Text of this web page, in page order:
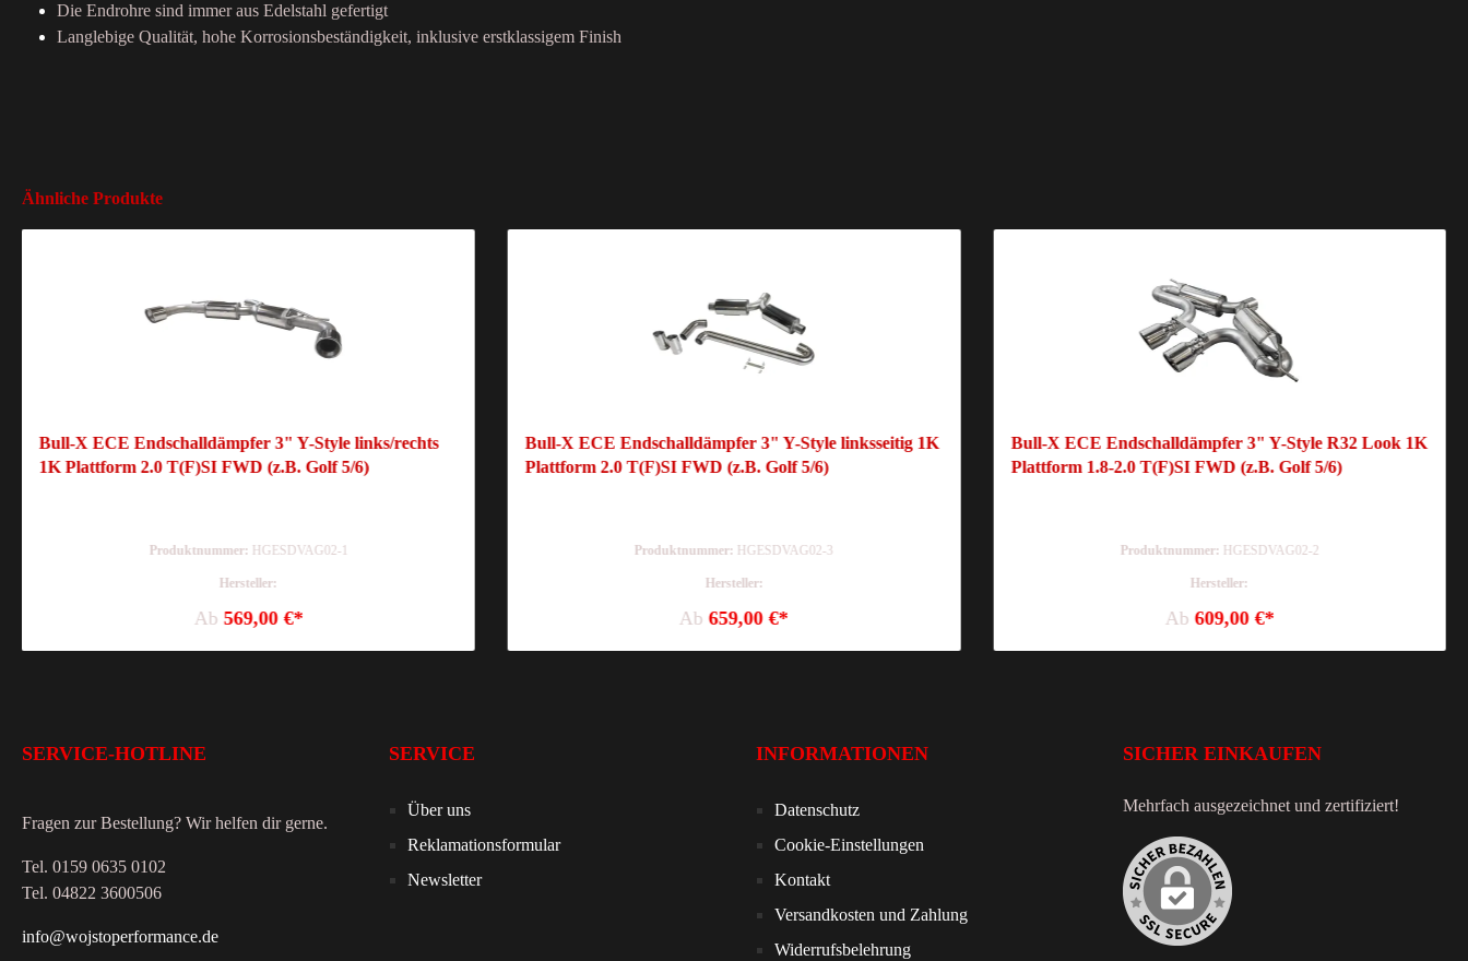
Die Endrohre sind immer aus Edelstahl gefertigt
Langlebige Qualität, hohe Korrosionsbeständigkeit, inklusive erstklassigem Finish
Ähnliche Produkte
Bull-X ECE Endschalldämpfer 3" Y-Style links/rechts
1K Plattform 2.0 T(F)SI FWD (z.B. Golf 5/6)
Produktnummer: HGESDVAG02-1
Hersteller:
Ab 569,00 €*
Bull-X ECE Endschalldämpfer 3" Y-Style linksseitig 1K
Plattform 2.0 T(F)SI FWD (z.B. Golf 5/6)
Produktnummer: HGESDVAG02-3
Hersteller:
Ab659,00 €*
Bull-X ECE Endschalldämpfer 3" Y-Style R32 Look 1K
Plattform 1.8-2.0 T(F)SI FWD (z.B. Golf 5/6)
Produktnummer: HGESDVAG02-2
Hersteller:
Ab609,00 €*
SERVICE-HOTLINE
Fragen zur Bestellung? Wir helfen dir gerne.
Tel. 0159 0635 0102
Tel. 04822 3600506
info@wojstoperformance.de
SERVICE
Über uns
Reklamationsformular
Newsletter
INFORMATIONEN
Datenschutz
Cookie-Einstellungen
Kontakt
Versandkosten und Zahlung
Widerrufsbelehrung
SICHER EINKAUFEN
Mehrfach ausgezeichnet und zertifiziert!